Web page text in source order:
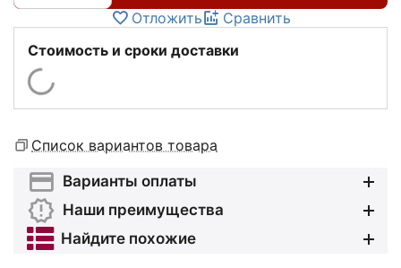
Отложить
Сравнить
Стоимость и сроки доставки
Список вариантов товара
Варианты оплаты
Наши преимущества
Найдите похожие